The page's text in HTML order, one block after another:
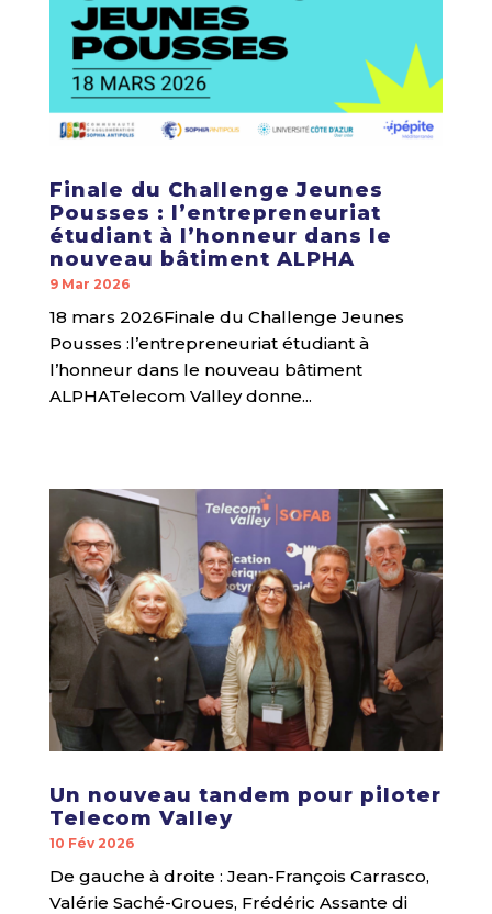
Finale du Challenge Jeunes
Pousses : l’entrepreneuriat
étudiant à l’honneur dans le
nouveau bâtiment ALPHA
9 Mar 2026
18 mars 2026Finale du Challenge Jeunes
Pousses :l’entrepreneuriat étudiant à
l’honneur dans le nouveau bâtiment
ALPHATelecom Valley donne...
Un nouveau tandem pour piloter
Telecom Valley
10 Fév 2026
De gauche à droite : Jean-François Carrasco,
Valérie Saché-Groues, Frédéric Assante di